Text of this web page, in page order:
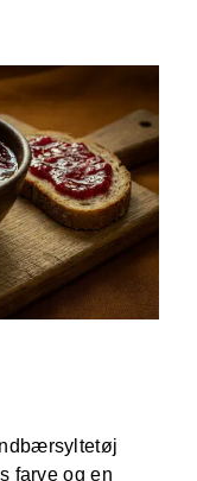
farve og en